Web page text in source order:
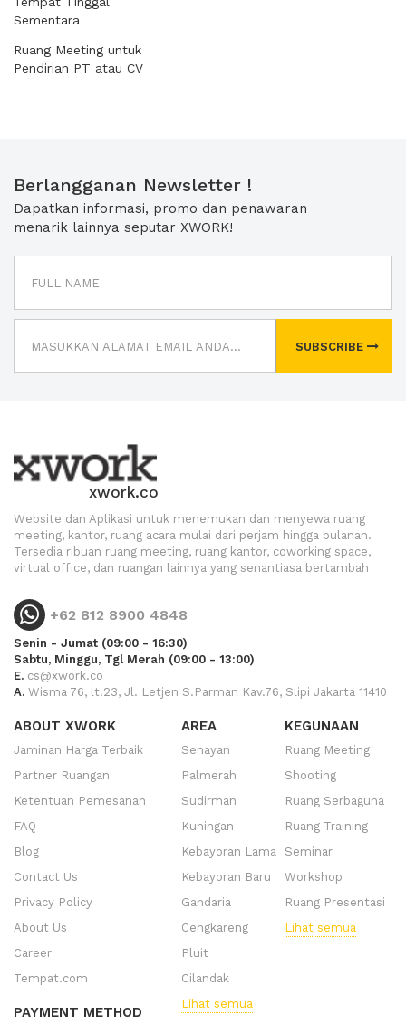
Sementara
Ruang Meeting untuk
Pendirian PT atau CV
Berlangganan Newsletter !
Dapatkan informasi, promo dan penawaran
menarik lainnya seputar XWORK!
SUBSCRIBE
xwork.co
Website dan Aplikasi untuk menemukan dan menyewa ruang
meeting, kantor, ruang acara mulai dari perjam hingga bulanan.
Tersedia ribuan ruang meeting, ruang kantor, coworking space,
virtual office, dan ruangan lainnya yang senantiasa bertambah
+62 812 8900 4848
Senin - Jumat (09:00 - 16:30)
Sabtu, Minggu, Tgl Merah (09:00 - 13:00)
E. cs@xwork.co
A. Wisma 76, lt.23, Jl. Letjen S.Parman Kav.76, Slipi Jakarta 11410
ABOUT XWORK
Jaminan Harga Terbaik
Partner Ruangan
Ketentuan Pemesanan
FAQ
Blog
Contact Us
Privacy Policy
About Us
Career
Tempat.com
PAYMENT METHOD
AREA
Senayan
Palmerah
Sudirman
Kuningan
Kebayoran Lama
Kebayoran Baru
Gandaria
Cengkareng
Pluit
Cilandak
Lihat semua
KEGUNAAN
Ruang Meeting
Shooting
Ruang Serbaguna
Ruang Training
Seminar
Workshop
Ruang Presentasi
Lihat semua